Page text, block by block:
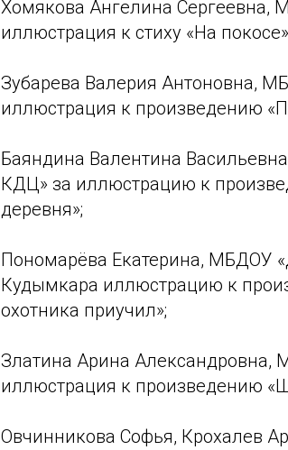
Хомякова Ангелина Сергеевна,
иллюстрация к стиху «На
Зубарева Валерия Антоновна,
иллюстрация к произведению
Баяндина Валентина
КДЦ» за иллюстрацию к
деревня»;
Пономарёва Екатерина, МБДОУ
Кудымкара иллюстрацию к
охотника приучил»;
Златина Арина Александровна,
иллюстрация к произведению
Овчинникова Софья, Крохалев